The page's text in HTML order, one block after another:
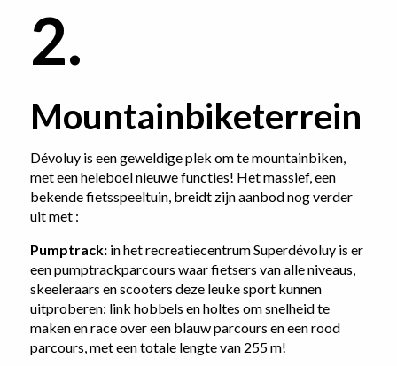
2.
Mountainbiketerrein
Dévoluy is een geweldige plek om te mountainbiken,
met een heleboel nieuwe functies! Het massief, een
bekende fietsspeeltuin, breidt zijn aanbod nog verder
uit met :
Pumptrack: inhet recreatiecentrum Superdévoluy is er
een pumptrackparcours waar fietsers van alle niveaus,
skeeleraars en scooters deze leuke sport kunnen
uitproberen: link hobbels en holtes om snelheid te
maken en race over een blauw parcours en een rood
parcours, met een totale lengte van 255 m!